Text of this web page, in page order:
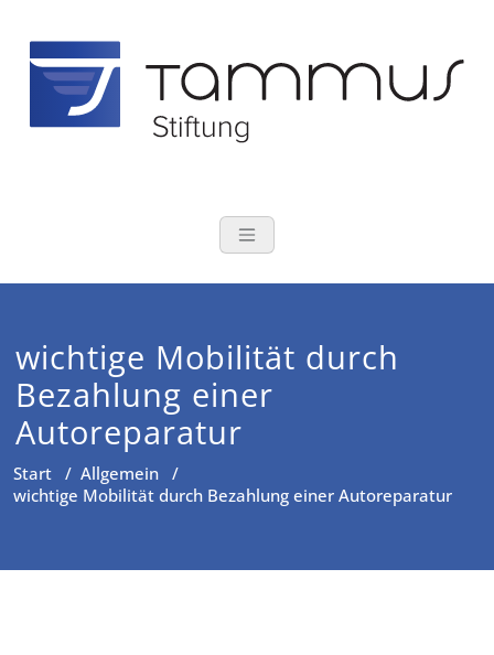
Inhalt
springen
TAMMUS
wichtige Mobilität durch
Bezahlung einer
Autoreparatur
Start / Allgemein /
wichtige Mobilität durch Bezahlung einer Autoreparatur